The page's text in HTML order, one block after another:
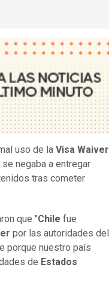
uso de la Visa Waiver
se negaba a entregar
tras cometer
que "Chile fue
por las autoridades del
porque nuestro país
de Estados